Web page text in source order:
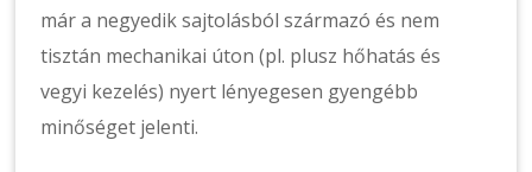
már a negyedik sajtolásból származó és nem
tisztán mechanikai úton (pl. plusz hőhatás és
vegyi kezelés) nyert lényegesen gyengébb
minőséget jelenti.